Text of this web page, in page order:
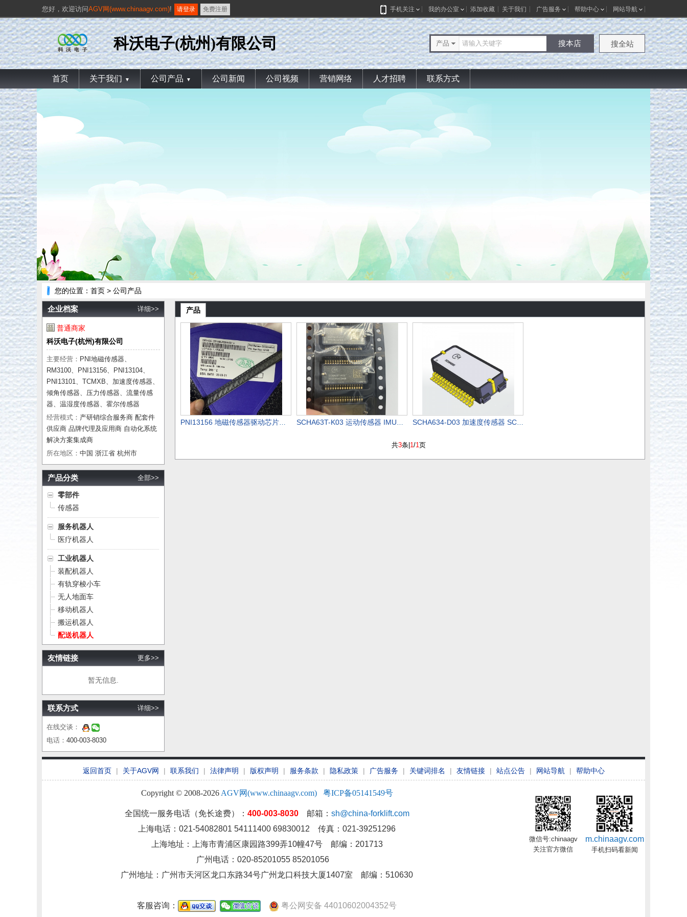
您好， 欢迎访问AGV网(www.chinaagv.com)! 请登录 免费注册 手机关注 我的办公室 添加收藏 关于我们 广告服务 帮助中心 网站导航
科沃电子(杭州)有限公司 产品 搜本店 搜全站
首页 关于我们 ▼ 公司产品 ▼ 公司新闻 公司视频 营销网络 人才招聘 联系方式
您的位置： 首页 > 公司产品
企业档案 详细>>
普通商家
科沃电子(杭州)有限公司
主要经营： PNI地磁传感器、
RM3100、PNI13156、PNI13104、
PNI13101、TCMXB、加速度传感器、
倾角传感器、压力传感器、流量传感
器、温湿度传感器、霍尔传感器
经营模式： 产研销综合服务商 配套件
供应商 品牌代理及应用商 自动化系统
解决方案集成商
所在地区： 中国 浙江省 杭州市
产品分类 全部>>
零部件
传感器
服务机器人
医疗机器人
工业机器人
装配机器人
有轨穿梭小车
无人地面车
移动机器人
搬运机器人
配送机器人
友情链接 更多>>
暂无信息.
联系方式 详细>>
在线交谈：
电话： 400-003-8030
产品
PNI13156 地磁传感器驱动芯片MAGI2C SCHA63T-K03 运动传感器 IMU（惯性测量装置、单元） SCHA634-D03 加速度传感器 SCHA600系列6轴IMU
共3条| 1/1页
返回首页 | 关于AGV网 | 联系我们 | 法律声明 | 版权声明 | 服务条款 | 隐私政策 | 广告服务 | 关键词排名 | 友情链接 | 站点公告 | 网站导航 | 帮助中心
Copyright © 2008-2026 AGV网(www.chinaagv.com) 粤ICP备05141549号
全国统一服务电话（免长途费）： 400-003-8030邮箱： sh@china-forklift.com
上海电话：021-54082801 54111400 69830012 传真：021-39251296
上海地址：上海市青浦区康园路399弄10幢47号 邮编：201713
广州电话：020-85201055 85201056
广州地址： 广州市天河区龙口东路34号广州龙口科技大厦1407室 邮编：510630
客服咨询： 粤公网安备 44010602004352号
微信号:chinaagv
关注官方微信
m.chinaagv.com
手机扫码看新闻